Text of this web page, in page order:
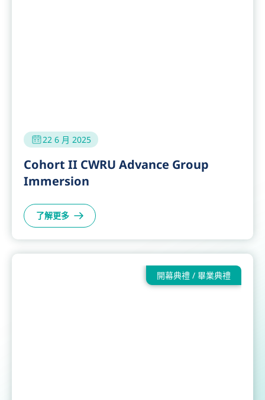
22 6 月 2025
Cohort II CWRU Advance Group